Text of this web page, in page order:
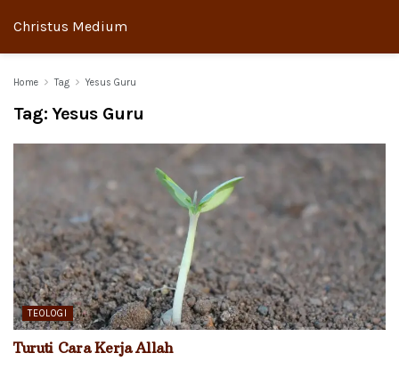
Christus Medium
Home Tag Yesus Guru
Tag: Yesus Guru
TEOLOGI
Turuti Cara Kerja Allah